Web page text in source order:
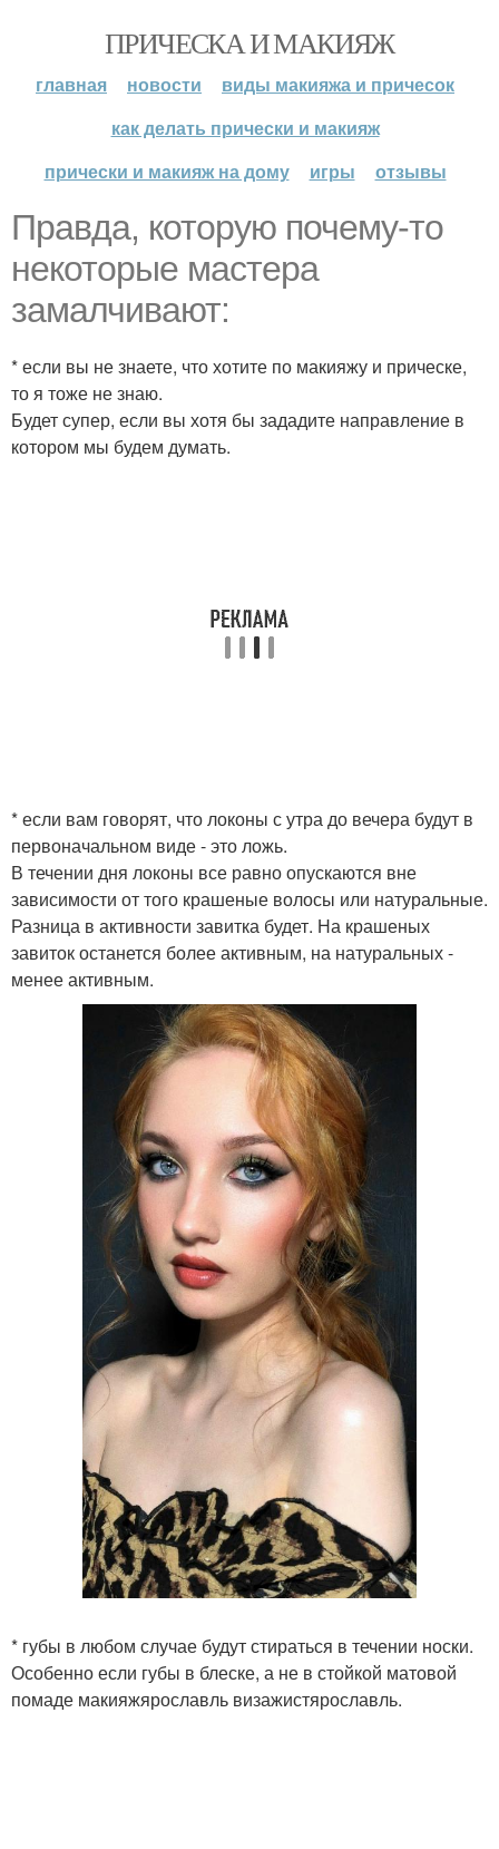
ПРИЧЕСКА И МАКИЯЖ
главная новости
виды макияжа и причесок
как делать прически и макияж
прически и макияж на дому
игры отзывы
Правда, которую почему-то
некоторые мастера
замалчивают:
* если вы не знаете, что хотите по макияжу и прическе,
то я тоже не знаю.
Будет супер, если вы хотя бы зададите направление в
котором мы будем думать.
* если вам говорят, что локоны с утра до вечера будут в
первоначальном виде - это ложь.
В течении дня локоны все равно опускаются вне
зависимости от того крашеные волосы или натуральные.
Разница в активности завитка будет. На крашеных
завиток останется более активным, на натуральных -
менее активным.
* губы в любом случае будут стираться в течении носки.
Особенно если губы в блеске, а не в стойкой матовой
помаде макияжярославль визажистярославль.